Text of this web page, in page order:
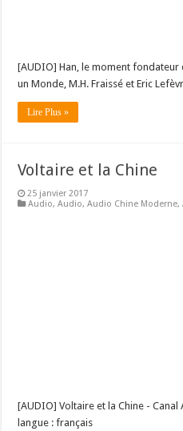
[AUDIO] Han, le moment fondateur
un Monde, M.H. Fraissé et Eric
Lire Plus »
Voltaire et la Chine
25 janvier 2017
Audio,Audio,Audio Chine Moderne,
[AUDIO] Voltaire et la Chine - Canal
langue : français